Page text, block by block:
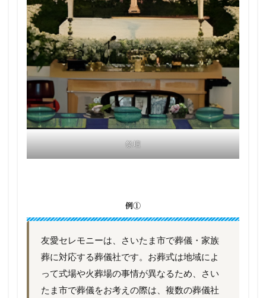
祭壇
例①
友愛セレモニーは、さいたま市で葬儀・家族
葬に対応する葬儀社です。お葬式は地域によ
って式場や火葬場の事情が異なるため、さい
たま市で葬儀をお考えの際は、複数の葬儀社